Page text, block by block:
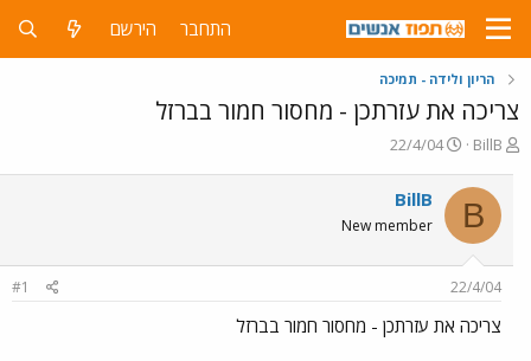
התחבר הירשם
הריון ולידה - תמיכה
צריכה את עזרתכן - מחסור חמור בברזל
פ
ח
ה
ו
ש
BillB
פ
ת
י
22/4/04
B
BillB
New member
22/4/04
#1
צריכה את עזרתכן - מחסור חמור בברזל